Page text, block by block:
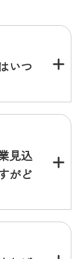
いつ
見込
がど